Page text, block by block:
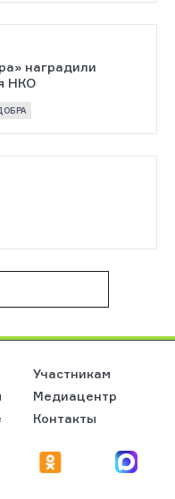
наградили
НКО
Участникам
Медиацентр
Контакты